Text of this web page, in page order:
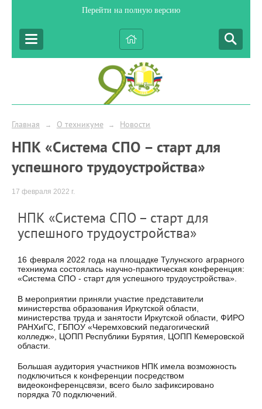
Перейти на полную версию
Главная → О техникуме → Новости
НПК «Система СПО – старт для
успешного трудоустройства»
17 февраля 2022 г.
НПК «Система СПО – старт для
успешного трудоустройства»
16 февраля 2022 года на площадке Тулунского аграрного
техникума состоялась научно-практическая конференция:
«Система СПО - старт для успешного трудоустройства».
В мероприятии приняли участие представители
министерства образования Иркутской области,
министерства труда и занятости Иркутской области, ФИРО
РАНХиГС, ГБПОУ «Черемховский педагогический
колледж», ЦОПП Республики Бурятия, ЦОПП Кемеровской
области.
Большая аудитория участников НПК имела возможность
подключиться к конференции посредством
видеоконференцсвязи, всего было зафиксировано
порядка 70 подключений.